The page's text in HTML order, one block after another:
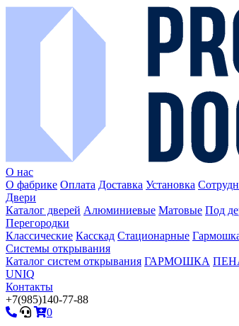
О нас
О фабрике Оплата Доставка Установка
Двери
Каталог дверей Алюминиевые Матовые Под
Перегородки
Классические Касскад Стационарные
Системы открывания
Каталог систем открывания ГАРМОШКА
UNIQ
Контакты
+7(985)140-77-88
0